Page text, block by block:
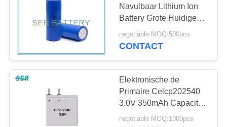
lithium ionenbatterij
Navulbaar Lithium Ion
Battery Grote Huidige
CR17505 voor
Reddingsvest
negotiable MOQ:500pcs
CONTACT
Elektronische de
Primaire Celcp202540
3.0V 350mAh Capaciteit
van de Slot Flexibele
negotiable MOQ:1000pcs